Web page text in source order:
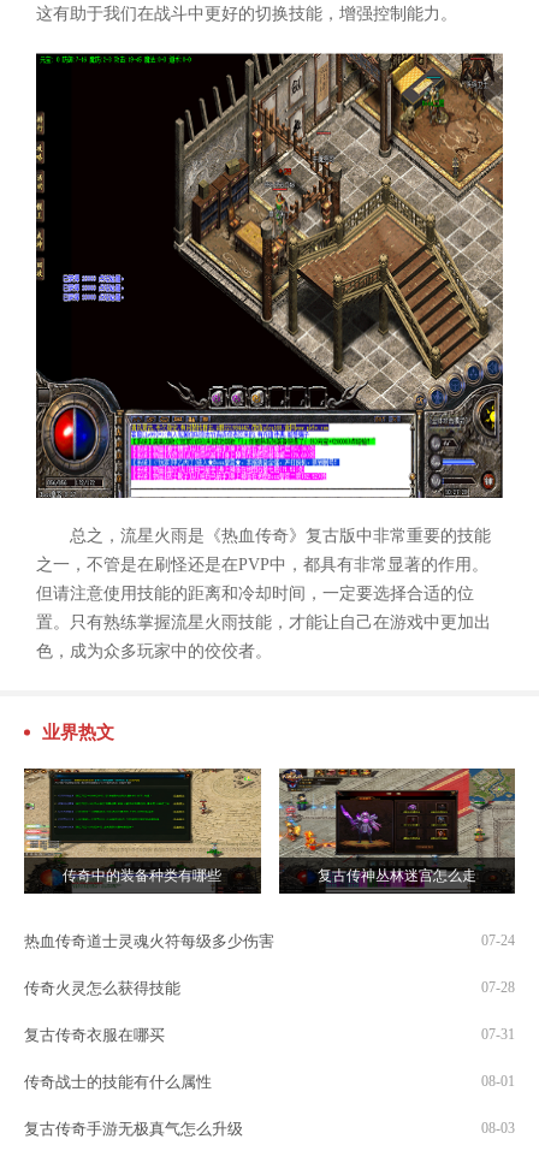
这有助于我们在战斗中更好的切换技能，增强控制能力。
总之，流星火雨是《热血传奇》复古版中非常重要的技能
之一，不管是在刷怪还是在PVP中，都具有非常显著的作用。
但请注意使用技能的距离和冷却时间，一定要选择合适的位
置。只有熟练掌握流星火雨技能，才能让自己在游戏中更加出
色，成为众多玩家中的佼佼者。
业界热文
传奇中的装备种类有哪些 复古传神丛林迷宫怎么走
热血传奇道士灵魂火符每级多少伤害 07-24
传奇火灵怎么获得技能 07-28
复古传奇衣服在哪买 07-31
传奇战士的技能有什么属性 08-01
复古传奇手游无极真气怎么升级 08-03